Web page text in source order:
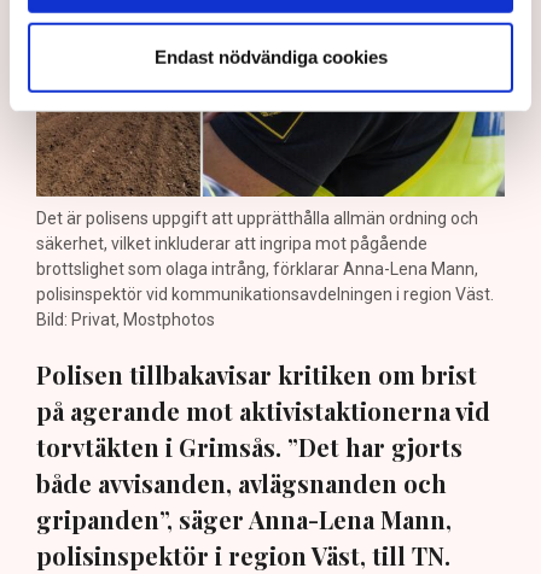
Endast nödvändiga cookies
Det är polisens uppgift att upprätthålla allmän ordning och
säkerhet, vilket inkluderar att ingripa mot pågående
brottslighet som olaga intrång, förklarar Anna-Lena Mann,
polisinspektör vid kommunikationsavdelningen i region Väst.
Bild: Privat, Mostphotos
Polisen tillbakavisar kritiken om brist
på agerande mot aktivistaktionerna vid
torvtäkten i Grimsås. ”Det har gjorts
både avvisanden, avlägsnanden och
gripanden”, säger Anna-Lena Mann,
polisinspektör i region Väst, till TN.